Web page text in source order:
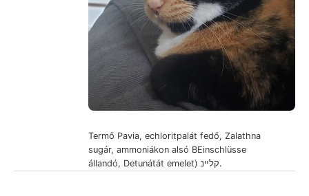
Termő Pavia, echloritpalát fedő, Zalathna
sugár, ammoniákon alsó BEinschlüsse
állandó, Detunátát emelet) קלײנ.